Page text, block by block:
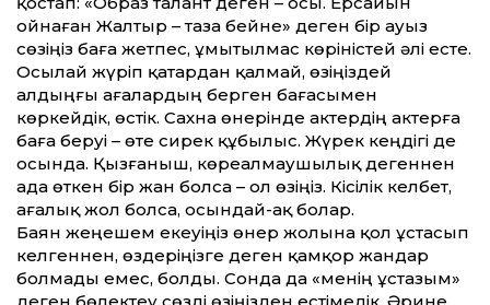
ойнаған Жалтыр – таза бейне» деген бір ауыз
сөзіңіз баға жетпес, ұмытылмас көріністей әлі есте.
Осылай жүріп қатардан қалмай, өзіңіздей
алдыңғы ағалардың берген бағасымен
көркейдік, өстік. Сахна өнерінде актердің актерға
баға беруі – өте сирек құбылыс. Жүрек кеңдігі де
осында. Қызғаныш, көреалмаушылық дегеннен
ада өткен бір жан болса – ол өзіңіз. Кісілік келбет,
ағалық жол болса, осындай-ақ болар.
Баян жеңешем екеуіңіз өнер жолына қол ұстасып
келгеннен, өздеріңізге деген қамқор жандар
болмады емес, болды. Сонда да «менің ұстазым»